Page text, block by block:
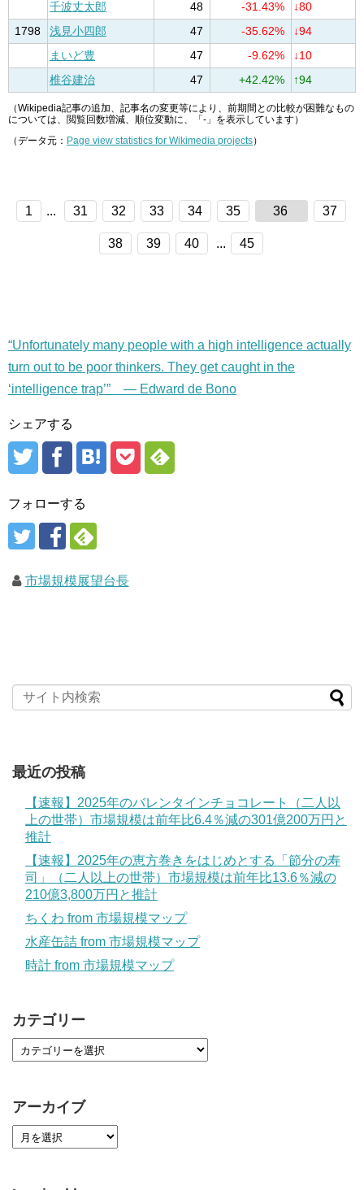
千波丈太郎
48 -31.43%
↓80
1798
浅見小四郎 47 -35.62%
↓94
まいど豊
47 -9.62%
↓10
椎谷建治
47 +42.42% ↑94
（Wikipedia記事の追加、記事名の変更等により、前期間との比較が困難なもの
については、閲覧回数増減、順位変動に、「-」を表示しています）
（データ元： Page view statistics for Wikimedia projects）
1 ... 31 32 33 34 35 36 37
38 39 40 ... 45
“Unfortunately many people with a high intelligence actually
turn out to be poor thinkers. They get caught in the
‘intelligence trap’” — Edward de Bono
シェアする
フォローする
市場規模展望台長
最近の投稿
【速報】2025年のバレンタインチョコレート（二人以
上の世帯）市場規模は前年比6.4％減の301億200万円と
推計
【速報】2025年の恵方巻きをはじめとする「節分の寿
司」（二人以上の世帯）市場規模は前年比13.6％減の
210億3,800万円と推計
ちくわ from 市場規模マップ
水産缶詰 from 市場規模マップ
時計 from 市場規模マップ
カテゴリー
アーカイブ